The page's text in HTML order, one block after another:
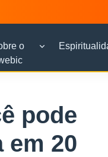
o
pode
em 20